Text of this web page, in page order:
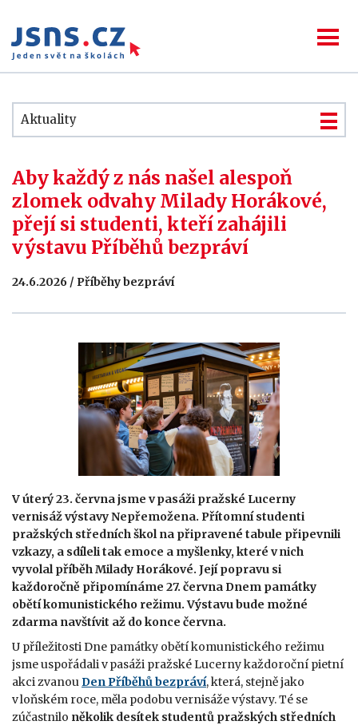
Aktuality
Aby každý z nás našel alespoň
zlomek odvahy Milady Horákové,
přejí si studenti, kteří zahájili
výstavu Příběhů bezpráví
24.6.2026 / Příběhy bezpráví
V úterý 23. června jsme v pasáži pražské Lucerny
vernisáž výstavy Nepřemožena. Přítomní studenti
pražských středních škol na připravené tabule připevnili
vzkazy, a sdíleli tak emoce a myšlenky, které v nich
vyvolal příběh Milady Horákové. Její popravu si
každoročně připomínáme 27. června Dnem památky
obětí komunistického režimu. Výstavu bude možné
zdarma navštívit až do konce června.
U příležitosti Dne památky obětí komunistického režimu
jsme uspořádali v pasáži pražské Lucerny každoroční pietní
akci zvanouDen Příběhů bezpráví, která, stejně jako
v loňském roce, měla podobu vernisáže výstavy. Té se
zúčastnilo několik desítek studentů pražských středních